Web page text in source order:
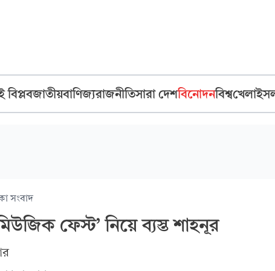
বিপ্লবজাতীয়বাণিজ্যরাজনীতিসারা দেশবিনোদনবিশ্বখেলা
সংবাদ
ফেস্ট’ নিয়ে ব্যস্ত শাহনূর